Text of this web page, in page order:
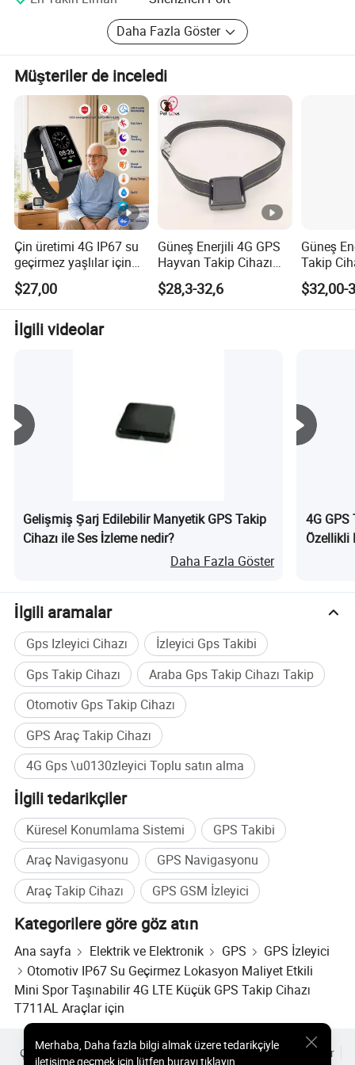
İsteğe bağlı Aksesuarlar
Röle (12 V/24 V) A52 dijital sıcaklık sensörü
Sesli alarm IButton okuyucu USB kablosu
SERTIFIKALAR: CE, CITC, IP67
Meitrack MS06
için özel olarak tasarlanmış, geliştiriciler için ideal, profesyonel ve
merkezi bir yazılımdır. GPS İzleme, Video Gözetimi ve Alarm
Ücretsiz bir demo için bizimle iletişime geçin!
Örnek Olay İncelemesi
TAYLAND HÜKÜMEDE TAKSİ GPS TAKİP
T333L | Tayland
Meitrack, taksi hizmetini geliştirirken sürücülerin ve yolcuların
güvenliğini artırmak amacıyla Tayland hükümetine taksi GPS
izleme çözümünü sunuyor. Taksiler T333L takipçi, manyetik kart
okuyucu, taksimetre ve kamera ile donatılmıştır. Bu taksiler
yalnızca yetkili sürücüler tarafından sürülebilir. Acil bir durumda,
hükümet izleme merkezi konumu hızlı ve verimli bir şekilde tespit
edebilir ve derhal harekete geçebilirler.
Daha Fazla Göster
Müşteriler de inceledi
Çin üretimi 4G IP67 su
geçirmez yaşlılar için
akıllı saat GPS takip
cihazı düşme alarmı HR
BP vücut sıcaklığı
Y6Pro
$27,00
Güneş Enerjili 4G GPS
Hayvan Takip Cihazı
Akıllı Çiftlik Hayvan
Yönetimi için
$28,3-32,6
Güneş
Takip
Zamanlı
Koyun
$32,00-
İlgili videolar
Gelişmiş Şarj Edilebilir Manyetik GPS Takip
Cihazı ile Ses İzleme nedir?
Daha Fazla Göster
4G GPS
Özellikli
İlgili aramalar
Gps Izleyici Cihazı
İzleyici Gps Takibi
Gps Takip Cihazı
Araba Gps Takip Cihazı Takip
Otomotiv Gps Takip Cihazı
GPS Araç Takip Cihazı
4G Gps \u0130zleyici Toplu satın alma
İlgili tedarikçiler
Küresel Konumlama Sistemi
GPS Takibi
Araç Navigasyonu
GPS Navigasyonu
Araç Takip Cihazı
GPS GSM İzleyici
Kategorilere göre göz atın
Ana sayfa Elektrik ve Elektronik GPS
GPS İzleyici
Otomotiv IP67 Su Geçirmez Lokasyon Maliyet Etkili
Mini Spor Taşınabilir 4G LTE Küçük GPS Takip Cihazı
T711AL Araçlar için
Merhaba, Daha fazla bilgi almak üzere tedarikçiyle
iletişime geçmek için lütfen burayı tıklayın.
Çok Satılan Ürünler Sıcak Ürünler Fiyatı Toptan Sıcak Ürünler